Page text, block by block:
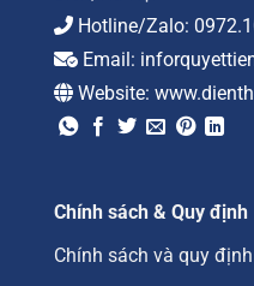
Hotline/Zalo:
Email:
Website:
Chính sách & Quy định
Chính sách và quy